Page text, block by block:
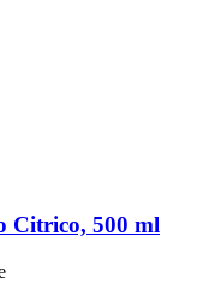
Citrico, 500 ml